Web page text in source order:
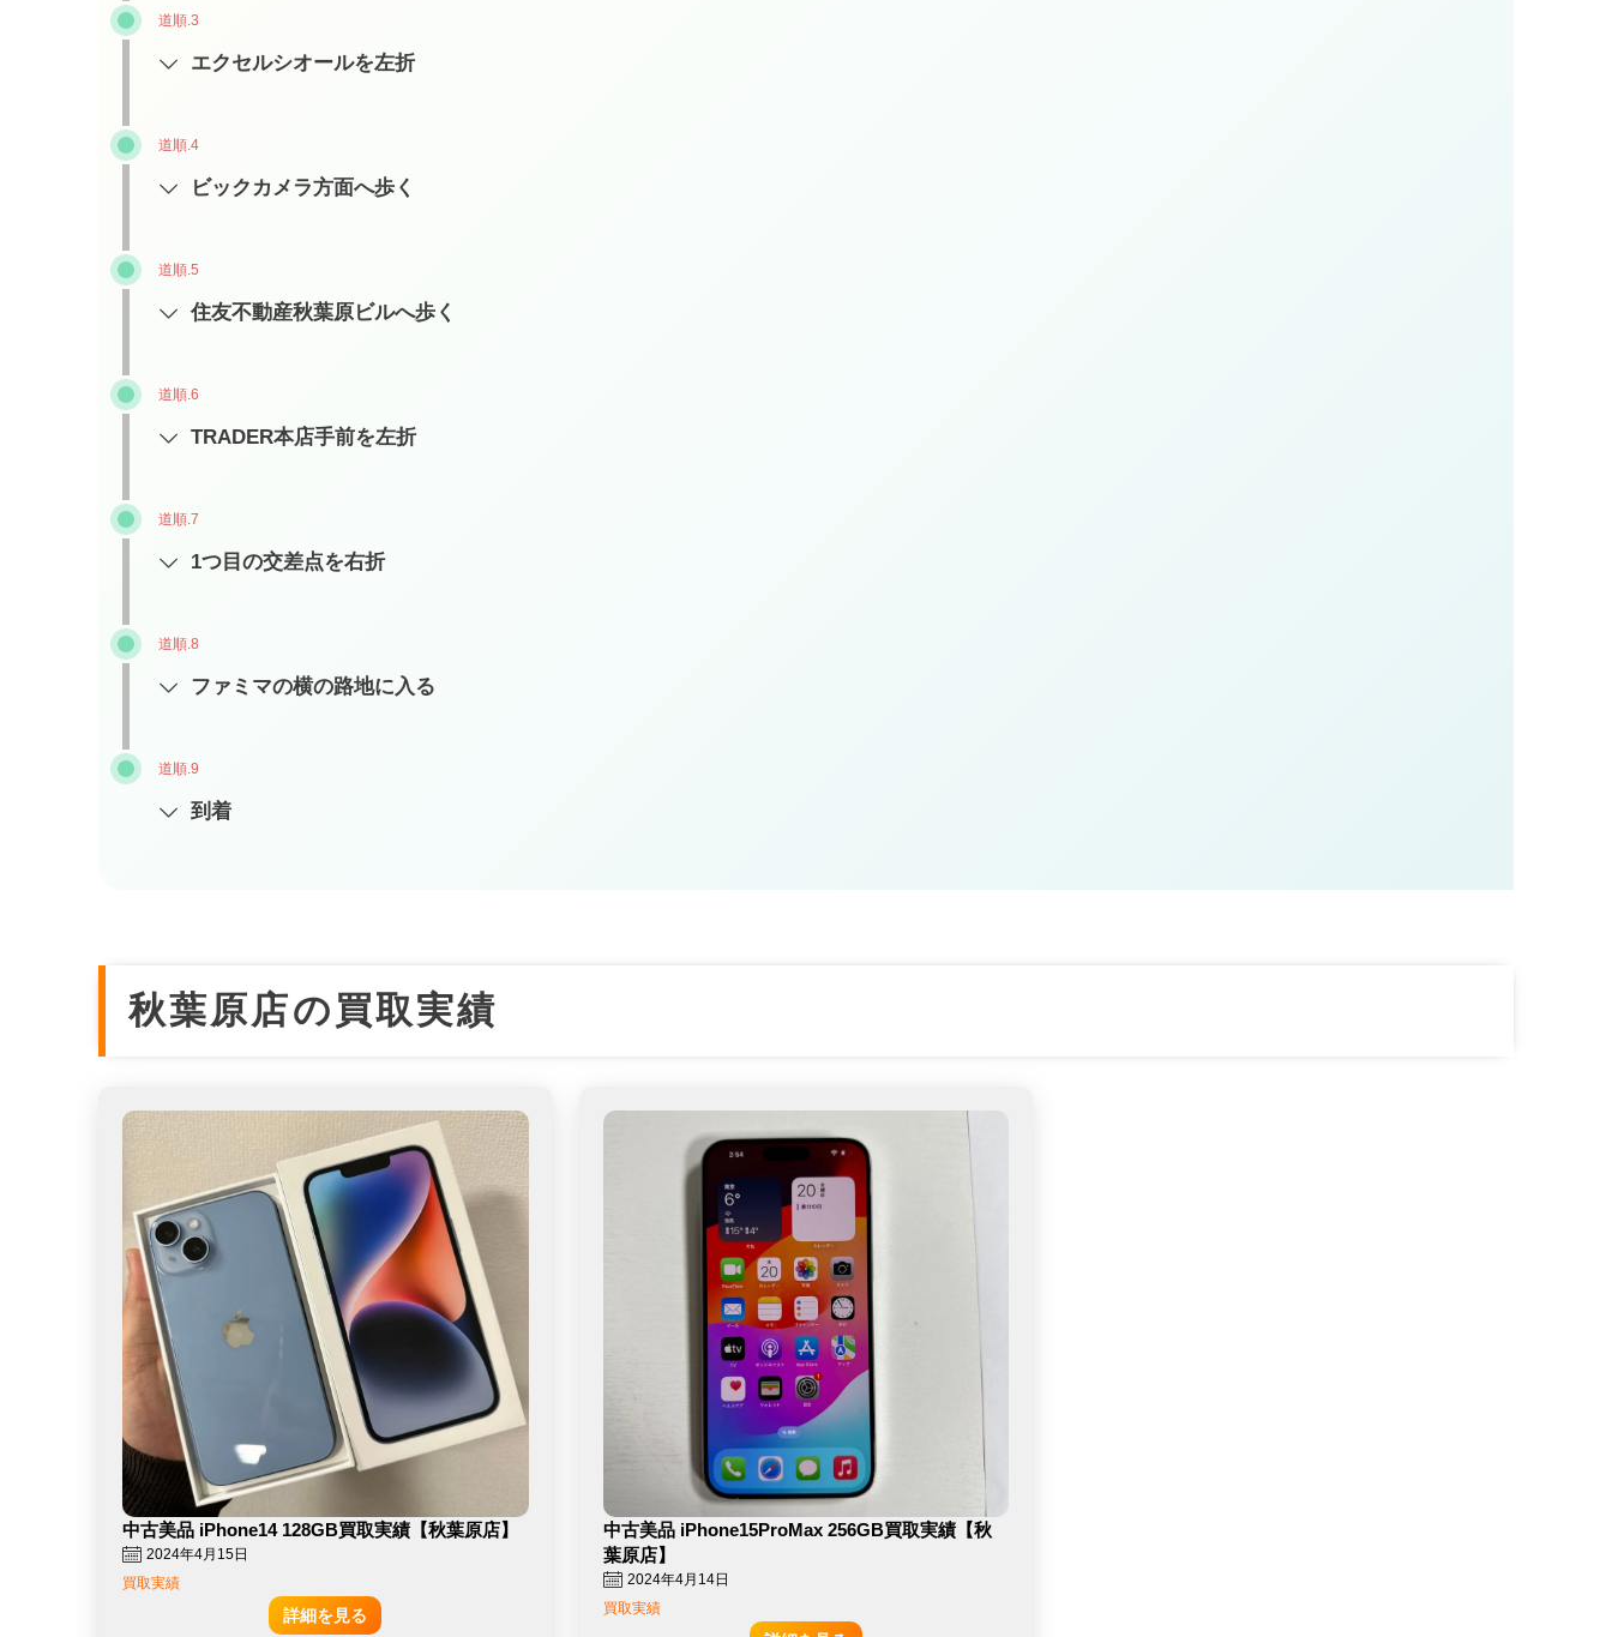
道順.3
エクセルシオールを左折
道順.4
ビックカメラ方面へ歩く
道順.5
住友不動産秋葉原ビルへ歩く
道順.6
TRADER本店手前を左折
道順.7
1つ目の交差点を右折
道順.8
ファミマの横の路地に入る
道順.9
到着
秋葉原店の買取実績
中古美品 iPhone14 128GB買取実績【秋葉原店】
2024年4月15日
買取実績
詳細を見る
中古美品 iPhone15ProMax 256GB買取実績【秋
葉原店】
2024年4月14日
買取実績